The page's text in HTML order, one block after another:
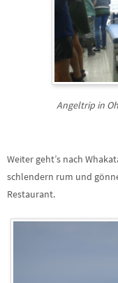
Angeltrip in
Weiter geht’s nach
schlendern rum und
Restaurant.